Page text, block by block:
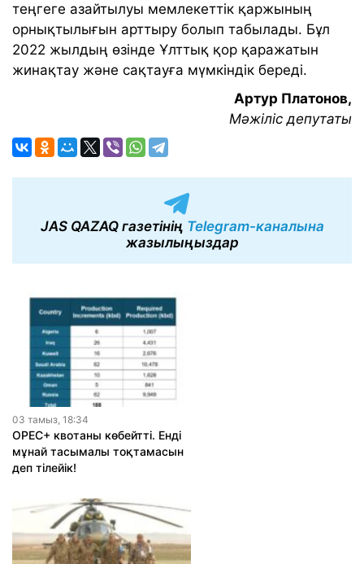
теңгеге азайтылуы мемлекеттік қаржының
орнықтылығын арттыру болып табылады. Бұл
2022 жылдың өзінде Ұлттық қор қаражатын
жинақтау және сақтауға мүмкіндік береді.
Артур Платонов,
Мәжіліс депутаты
JAS QAZAQ газетінің Telegram-каналына
жазылыңыздар
03 тамыз, 18:34
OPEC+ квотаны көбейтті. Енді
мұнай тасымалы тоқтамасын
деп тілейік!